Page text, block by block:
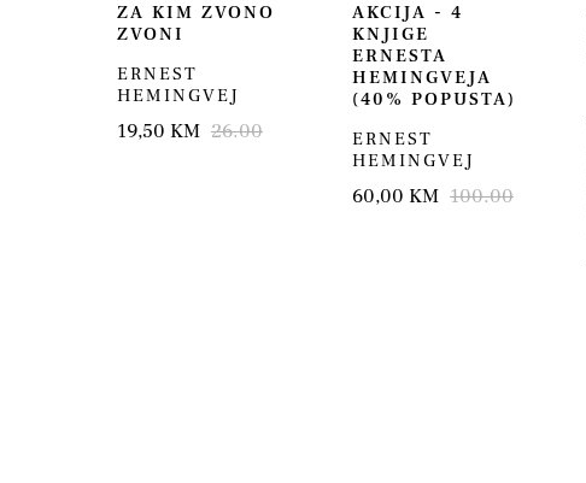
ZA KIM ZVONO
ZVONI
ERNEST
HEMINGVEJ
19,50 KM 26.00
AKCIJA - 4
KNJIGE
ERNESTA
HEMINGVEJA
(40% POPUSTA)
ERNEST
HEMINGVEJ
60,00 KM 100.00